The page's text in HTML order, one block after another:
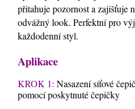
přitahuje pozornost a zajišťuje
odvážný look. Perfektní pro
každodenní styl.
Aplikace
KROK 1: Nasazení síťové
pomocí poskytnuté čepičky